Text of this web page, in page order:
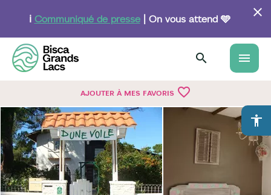
principal
ℹ️ Communiqué de presse| On vous attend 🩵
menu
AJOUTER À MES FAVORIS favorite_border
accessibility